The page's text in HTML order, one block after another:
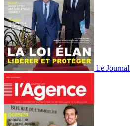
Le